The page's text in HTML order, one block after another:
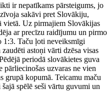
ir nepatīkams pārsteigums, jo
sakāvi pret Slovākiju,
vietā. Uz pirmajiem Slovākijas
ar precīzu raidījumu un pirmo
1:3. Taču ļoti neveiksmīgi
astoņi vārti dzēsa visas
periodā slovākietes guva
uzvaras ne vien
grupā kopumā. Teicamu maču
spēlē seši vārtu guvumi un